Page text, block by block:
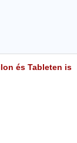
és Tableten is